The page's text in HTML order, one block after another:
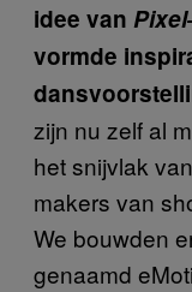
idee van
vormde
zijn nu zelf al
het snijvlak
makers van
We bouwden
genaamd